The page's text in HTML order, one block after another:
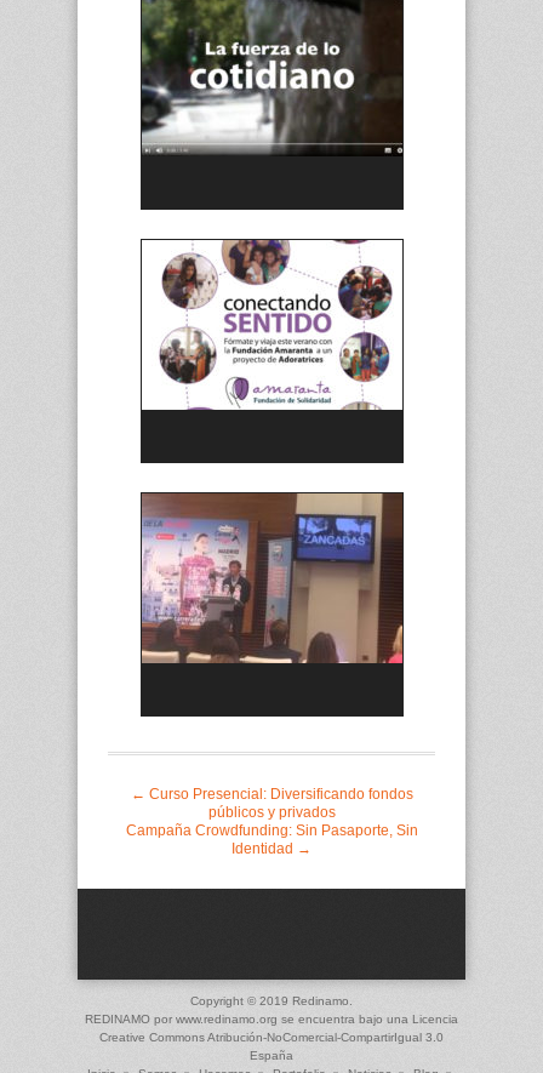
← Curso Presencial: Diversificando fondos
públicos y privados
Campaña Crowdfunding: Sin Pasaporte, Sin
Identidad →
Copyright © 2019 Redinamo.
REDINAMO por www.redinamo.org se encuentra bajo una Licencia
Creative Commons Atribución-NoComercial-CompartirIgual 3.0
España